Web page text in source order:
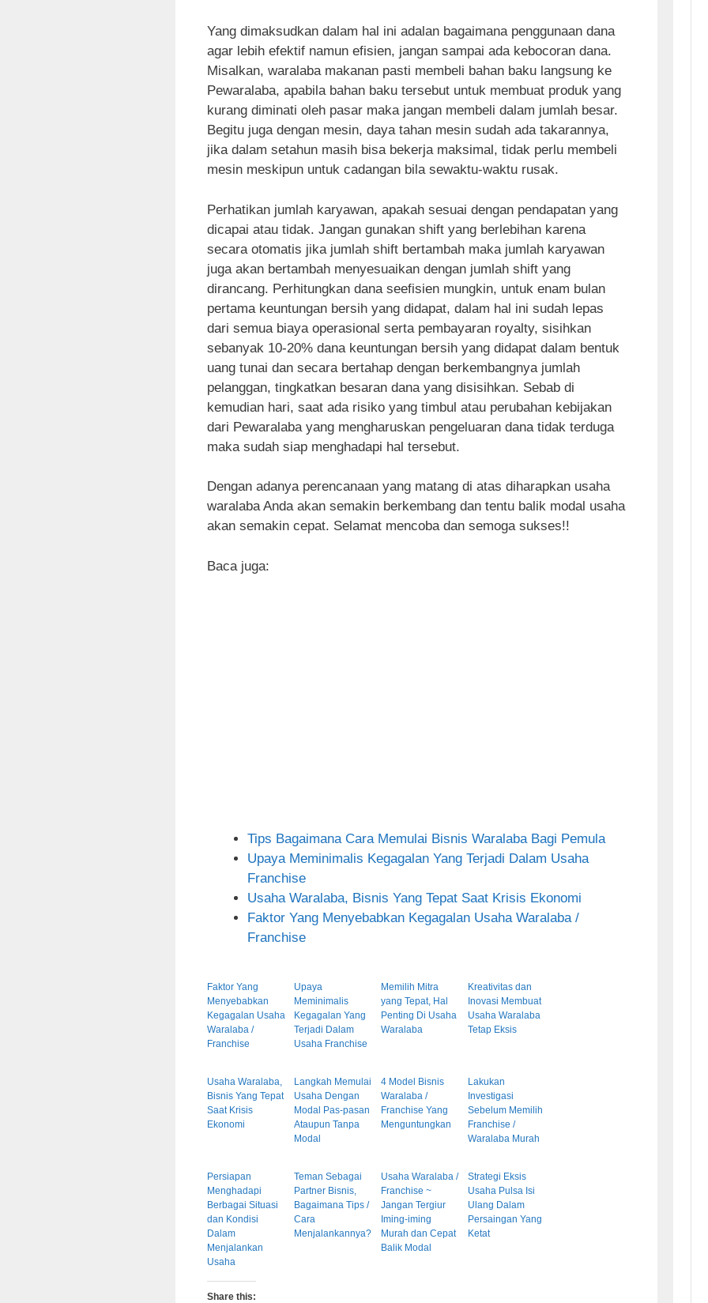
Yang dimaksudkan dalam hal ini adalan bagaimana penggunaan dana
agar lebih efektif namun efisien, jangan sampai ada kebocoran dana.
Misalkan, waralaba makanan pasti membeli bahan baku langsung ke
Pewaralaba, apabila bahan baku tersebut untuk membuat produk yang
kurang diminati oleh pasar maka jangan membeli dalam jumlah besar.
Begitu juga dengan mesin, daya tahan mesin sudah ada takarannya,
jika dalam setahun masih bisa bekerja maksimal, tidak perlu membeli
mesin meskipun untuk cadangan bila sewaktu-waktu rusak.
Perhatikan jumlah karyawan, apakah sesuai dengan pendapatan yang
dicapai atau tidak. Jangan gunakan shift yang berlebihan karena
secara otomatis jika jumlah shift bertambah maka jumlah karyawan
juga akan bertambah menyesuaikan dengan jumlah shift yang
dirancang. Perhitungkan dana seefisien mungkin, untuk enam bulan
pertama keuntungan bersih yang didapat, dalam hal ini sudah lepas
dari semua biaya operasional serta pembayaran royalty, sisihkan
sebanyak 10-20% dana keuntungan bersih yang didapat dalam bentuk
uang tunai dan secara bertahap dengan berkembangnya jumlah
pelanggan, tingkatkan besaran dana yang disisihkan. Sebab di
kemudian hari, saat ada risiko yang timbul atau perubahan kebijakan
dari Pewaralaba yang mengharuskan pengeluaran dana tidak terduga
maka sudah siap menghadapi hal tersebut.
Dengan adanya perencanaan yang matang di atas diharapkan usaha
waralaba Anda akan semakin berkembang dan tentu balik modal usaha
akan semakin cepat. Selamat mencoba dan semoga sukses!!
Baca juga:
Tips Bagaimana Cara Memulai Bisnis Waralaba Bagi Pemula
Upaya Meminimalis Kegagalan Yang Terjadi Dalam Usaha
Franchise
Usaha Waralaba, Bisnis Yang Tepat Saat Krisis Ekonomi
Faktor Yang Menyebabkan Kegagalan Usaha Waralaba /
Franchise
Faktor Yang
Menyebabkan
Kegagalan Usaha
Waralaba /
Franchise
Upaya
Meminimalis
Kegagalan Yang
Terjadi Dalam
Usaha Franchise
Memilih Mitra
yang Tepat, Hal
Penting Di Usaha
Waralaba
Kreativitas dan
Inovasi Membuat
Usaha Waralaba
Tetap Eksis
Usaha Waralaba,
Bisnis Yang Tepat
Saat Krisis
Ekonomi
Langkah Memulai
Usaha Dengan
Modal Pas-pasan
Ataupun Tanpa
Modal
4 Model Bisnis
Waralaba /
Franchise Yang
Menguntungkan
Lakukan
Investigasi
Sebelum Memilih
Franchise /
Waralaba Murah
Persiapan
Menghadapi
Berbagai Situasi
dan Kondisi
Dalam
Menjalankan
Usaha
Teman Sebagai
Partner Bisnis,
Bagaimana Tips /
Cara
Menjalankannya?
Usaha Waralaba /
Franchise ~
Jangan Tergiur
Iming-iming
Murah dan Cepat
Balik Modal
Strategi Eksis
Usaha Pulsa Isi
Ulang Dalam
Persaingan Yang
Ketat
Share this: